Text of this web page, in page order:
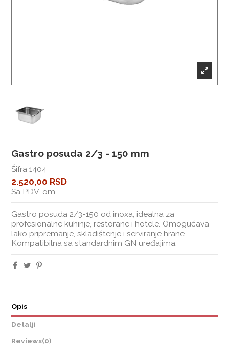
Gastro posuda 2/3 - 150 mm
Šifra 1404
2.520,00 RSD
Sa PDV-om
Gastro posuda 2/3-150 od inoxa, idealna za
profesionalne kuhinje, restorane i hotele. Omogućava
lako pripremanje, skladištenje i serviranje hrane.
Kompatibilna sa standardnim GN uređajima.
Opis
Detalji
Reviews(0)